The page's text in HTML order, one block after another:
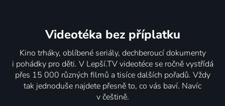
Videotéka bez příplatku
Kino trháky, oblíbené seriály, dechberoucí dokumenty
i pohádky pro děti. V Lepší.TV videotéce se ročně vystřídá
přes 15 000 různých filmů a tisíce dalších pořadů. Vždy
tak jednoduše najdete přesně to, co vás baví. Navíc
v češtině.